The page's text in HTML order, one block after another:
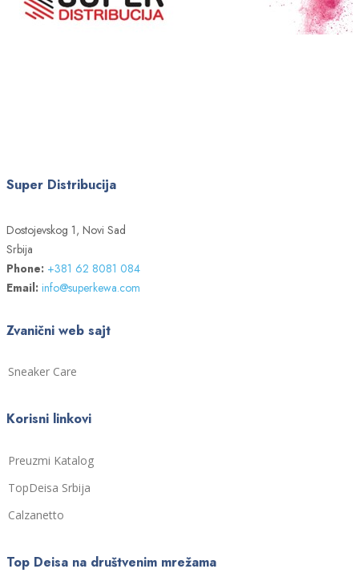
Super Distribucija
Dostojevskog 1, Novi Sad
Srbija
Phone: +381 62 8081 084
Email: info@superkewa.com
Zvanični web sajt
Sneaker Care
Korisni linkovi
Preuzmi Katalog
TopDeisa Srbija
Calzanetto
Top Deisa na društvenim mrežama